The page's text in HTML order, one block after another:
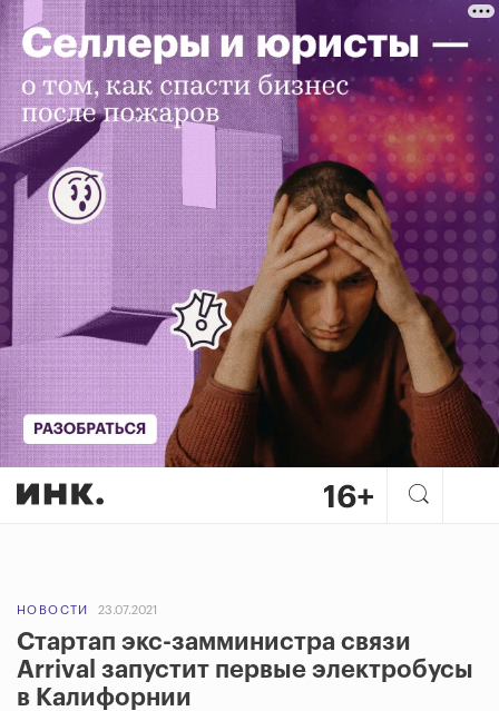
НОВОСТИ 23.07.2021
Стартап экс-замминистра связи
Arrival запустит первые электробусы
в Калифорнии